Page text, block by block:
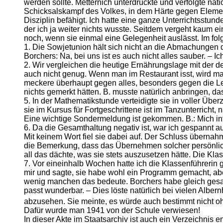
werden sollte. Metternich unterdrückte und verfolgte
Schicksalskampf des Volkes, in dem Härte gegen
Disziplin befähigt. Ich hatte eine ganze
der ich ja weiter nichts wusste. Seitdem vergeht kaum
noch, wenn sie einmal eine Gelegenheit auslässt. Im
1. Die Sowjetunion hält sich nicht an die
Borchers: Na, bei uns ist es auch nicht alles sauber. –
2. Wir vergleichen die heutige Ernährungslage mit der
auch nicht genug. Wenn man im Restaurant isst, wird
meckere überhaupt gegen alles, besonders gegen die
nichts gemerkt hätten. B. musste natürlich anbringen,
5. In der Mathematikstunde verteidigte sie in voller
sie im Kursus für Fortgeschrittene ist im Tanzunterricht,
Eine wichtige Sondermeldung ist gekommen. B.: Mich
6. Da die Gesamthaltung negativ ist, war ich gespannt
Mit keinem Wort fiel sie dabei auf. Der Schluss
die Bemerkung, dass das Übernehmen solcher
all das dächte, was sie stets auszusetzen hätte. Die
7. Vor eineinhalb Wochen hatte ich die Klassenführerin
mir und sagte, sie habe wohl ein Programm gemacht,
wenig manchen das bedeute. Borchers habe gleich
passt wunderbar. – Dies löste natürlich bei vielen
abzusehen. Sie meinte, es würde auch bestimmt nicht
Dafür wurde man 1941 von der Schule verwiesen!
In dieser Akte im Staatsarchiv ist auch ein Verzeichnis